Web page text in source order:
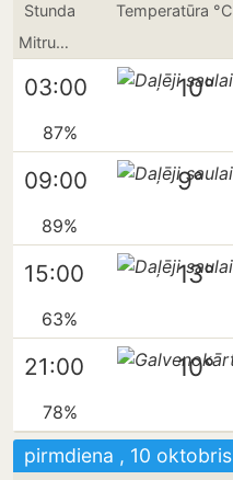
Stunda Temperatūra °C
Mitrums
03:00 10°
87%
09:00 9°
89%
15:00 13°
63%
21:00 10°
78%
pirmdiena , 10 oktobris